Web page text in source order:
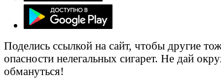
Поделись ссылкой на сайт, чтобы другие
опасности нелегальных сигарет. Не дай
обмануться!